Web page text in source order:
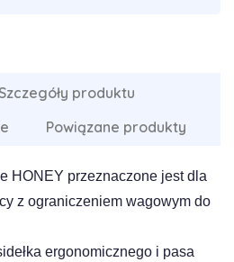
produktu
Powiązane produkty
HONEY przeznaczone jest dla
z ograniczeniem wagowym do
ergonomicznego i pasa